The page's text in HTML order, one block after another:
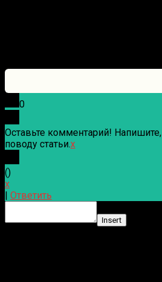
0
Оставьте комментарий!
поводу статьи.x
()
x
Ответить
Insert